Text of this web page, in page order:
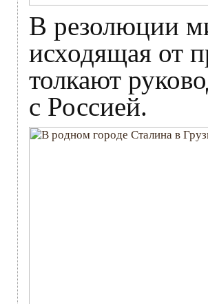
В резолюции
исходящая от
толкают
с Россией.